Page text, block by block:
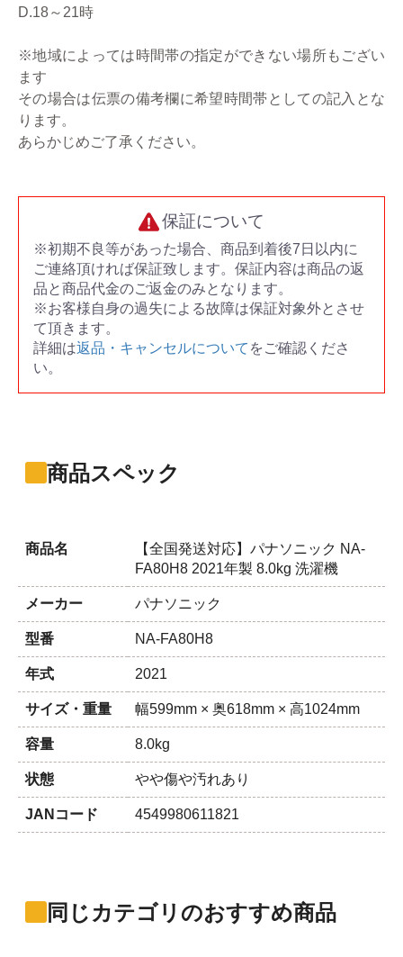
D.18～21時
※地域によっては時間帯の指定ができない場所もござい
ます
その場合は伝票の備考欄に希望時間帯としての記入とな
ります。
あらかじめご了承ください。
保証について
※初期不良等があった場合、商品到着後7日以内に
ご連絡頂ければ保証致します。保証内容は商品の返
品と商品代金のご返金のみとなります。
※お客様自身の過失による故障は保証対象外とさせ
て頂きます。
詳細は返品・キャンセルについて をご確認くださ
い。
商品スペック
商品名
【全国発送対応】パナソニック NA-
FA80H8 2021年製 8.0kg 洗濯機
メーカー パナソニック
型番 NA-FA80H8
年式 2021
サイズ・重量 幅599mm × 奥618mm × 高1024mm
容量 8.0kg
状態 やや傷や汚れあり
JANコード 4549980611821
同じカテゴリのおすすめ商品